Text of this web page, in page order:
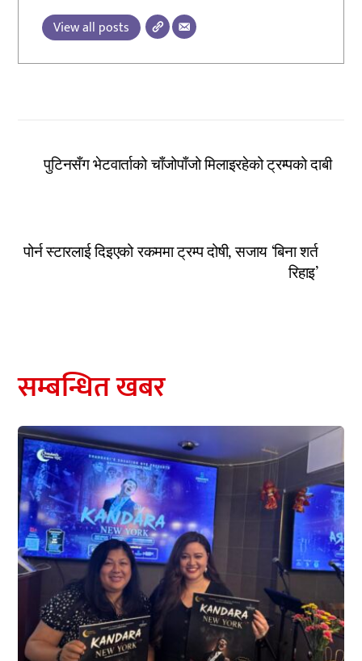
View all posts
पुटिनसँग भेटवार्ताको चाँजोपाँजो मिलाइरहेको ट्रम्पको दाबी
पोर्न स्टारलाई दिइएको रकममा ट्रम्प दोषी, सजाय ‘बिना शर्त
रिहाइ’
सम्बन्धित खबर